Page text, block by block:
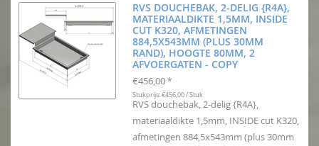
RVS DOUCHEBAK, 2-DELIG {R4A},
MATERIAALDIKTE 1,5MM, INSIDE
CUT K320, AFMETINGEN
884,5X543MM (PLUS 30MM
RAND), HOOGTE 80MM, 2
AFVOERGATEN - COPY
€456,00 *
Stukprijs: €456,00 / Stuk
RVS douchebak, 2-delig {R4A},
materiaaldikte 1,5mm, INSIDE cut K320,
afmetingen 884,5x543mm (plus 30mm